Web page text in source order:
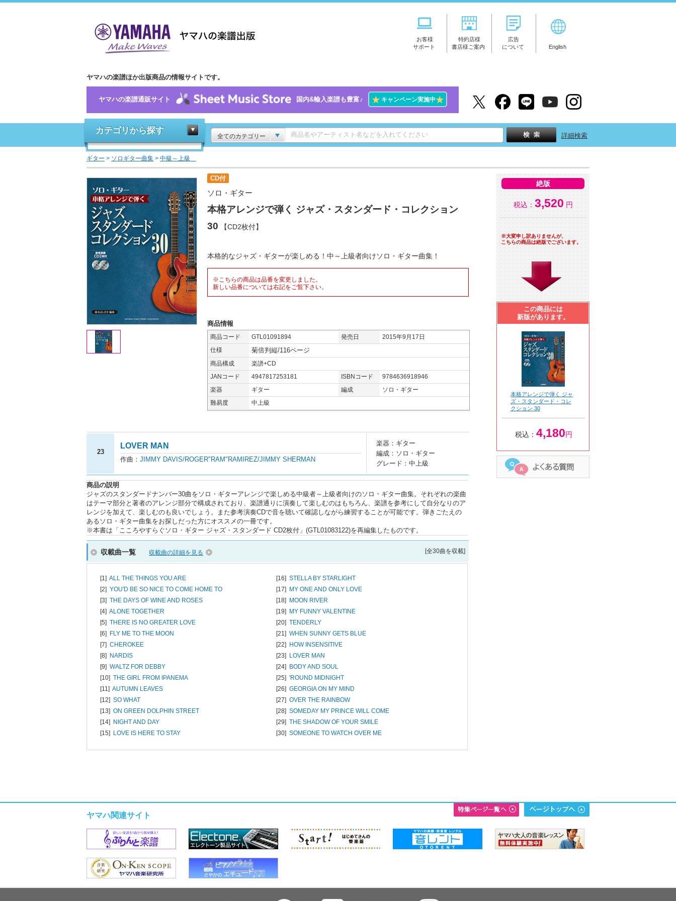
お客様
サポート
特約店様
書店様ご案内
広告
について
English
ヤマハの楽譜ほか出版商品の情報サイトです。
ヤマハの楽譜通販サイト 国内&輸入楽譜も豊富♪ ★キャンペーン実施中★
カテゴリから探す
全てのカテゴリー 詳細検索
ギター > ソロギター曲集 > 中級～上級
CD付
ソロ・ギター
本格アレンジで弾く ジャズ・スタンダード・コレクション
30 【CD2枚付】
本格的なジャズ・ギターが楽しめる！中～上級者向けソロ・ギター曲集！
※こちらの商品は品番を変更しました。
新しい品番については右記をご覧下さい。
商品情報
商品コード GTL01091894 発売日
2015年9月17日
仕様
菊倍判縦/116ページ
商品構成
楽譜+CD
JANコード
4947817253181 ISBNコード
9784636918946
楽器
ギター 編成
ソロ・ギター
難易度
中上級
23
LOVER MAN
作曲： JIMMY DAVIS/ROGER"RAM"RAMIREZ/JIMMY SHERMAN
楽器：ギター
編成：ソロ・ギター
グレード：中上級
商品の説明
ジャズのスタンダードナンバー30曲をソロ・ギターアレンジで楽しめる中級者～上級者向けのソロ・ギター曲集。それぞれの楽曲
はテーマ部分と著者のアレンジ部分で構成されており、楽譜通りに演奏して楽しむのはもちろん、楽譜を参考にして自分なりのア
レンジを加えて、楽しむのも良いでしょう。また参考演奏CDで音を聴いて確認しながら練習することが可能です。弾きごたえの
あるソロ・ギター曲集をお探しだった方にオススメの一冊です。
※本書は「こころやすらぐソロ・ギター ジャズ・スタンダード CD2枚付」(GTL01083122)を再編集したものです。
収載曲一覧 収載曲の詳細を見る [全30曲を収載]
[1] ALL THE THINGS YOU ARE
[2] YOU'D BE SO NICE TO COME HOME TO
[3] THE DAYS OF WINE AND ROSES
[4] ALONE TOGETHER
[5] THERE IS NO GREATER LOVE
[6] FLY ME TO THE MOON
[7] CHEROKEE
[8] NARDIS
[9] WALTZ FOR DEBBY
[10] THE GIRL FROM IPANEMA
[11] AUTUMN LEAVES
[12] SO WHAT
[13] ON GREEN DOLPHIN STREET
[14] NIGHT AND DAY
[15] LOVE IS HERE TO STAY
[16] STELLA BY STARLIGHT
[17] MY ONE AND ONLY LOVE
[18] MOON RIVER
[19] MY FUNNY VALENTINE
[20] TENDERLY
[21] WHEN SUNNY GETS BLUE
[22] HOW INSENSITIVE
[23] LOVER MAN
[24] BODY AND SOUL
[25] 'ROUND MIDNIGHT
[26] GEORGIA ON MY MIND
[27] OVER THE RAINBOW
[28] SOMEDAY MY PRINCE WILL COME
[29] THE SHADOW OF YOUR SMILE
[30] SOMEONE TO WATCH OVER ME
絶版
税込： 3,520 円
※大変申し訳ありませんが、
こちらの商品は絶版でございます。
この商品には
新版があります。
本格アレンジで弾く ジャ
ズ・スタンダード・コレ
クション 30
税込： 4,180円
ヤマハ関連サイト